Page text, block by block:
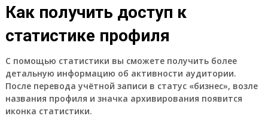
Как получить доступ к
статистике профиля
С помощью статистики вы сможете получить более
детальную информацию об активности аудитории.
После перевода учётной записи в статус «бизнес», возле
названия профиля и значка архивирования появится
иконка статистики.